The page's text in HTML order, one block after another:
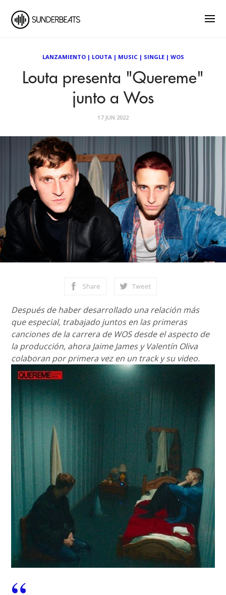
LANZAMIENTO| LOUTA| MUSIC| SINGLE| WOS
Louta presenta "Quereme"
junto a Wos
17 JUN 2022
Share Tweet
Después de haber desarrollado una relación más
que especial, trabajado juntos en las primeras
canciones de la carrera de WOS desde el aspecto de
la producción, ahora Jaime James y Valentín Oliva
colaboran por primera vez en un track y su video.